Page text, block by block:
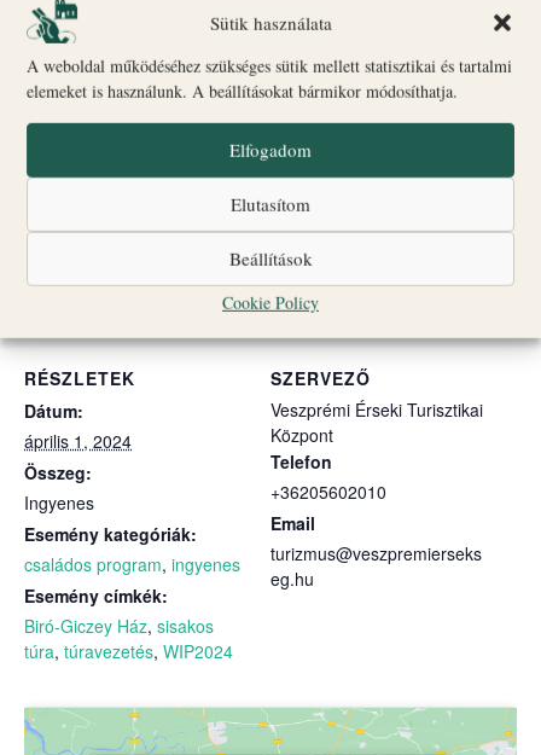
Sütik használata
A weboldal működéséhez szükséges sütik mellett statisztikai és tartalmi
elemeket is használunk. A beállításokat bármikor módosíthatja.
Elfogadom
Elutasítom
Beállítások
Cookie Policy
11:00 / 14:00 / 16:00 órakor.
A séták sisakos túraelemeket is tartalmaznak. Minden
esetben a program a Biró-Giczey Házból indul. A várséta
érinti a Főszékesegyházat, annak altemplomát és a Szent
Imre Templomot.
A programon való részvétel díjmentes. Regisztrálni a
helyszínen, a Biró-Giczey Házban lehet.
Hozzáadom a naptáramhoz
RÉSZLETEK
Dátum:
április 1, 2024
Összeg:
Ingyenes
Esemény kategóriák:
családos program, ingyenes
Esemény címkék:
Biró-Giczey Ház, sisakos
túra, túravezetés, WIP2024
SZERVEZŐ
Veszprémi Érseki Turisztikai
Központ
Telefon
+36205602010
Email
turizmus@veszpremierseks
eg.hu